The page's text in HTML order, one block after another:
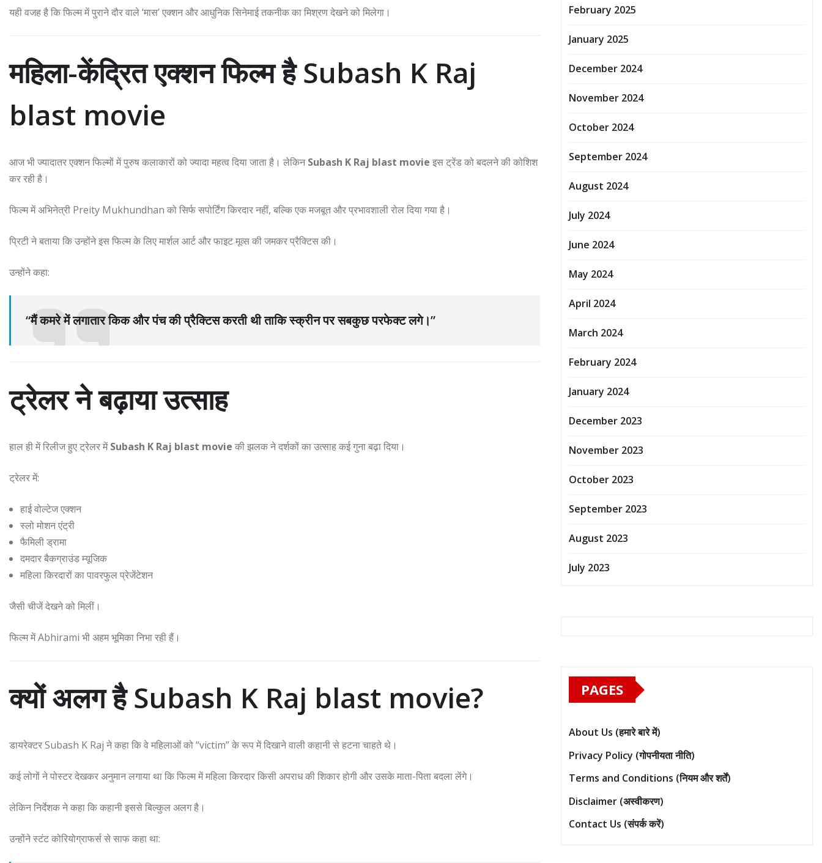
यही वजह है कि फिल्म में पुराने दौर वाले ‘मास’ एक्शन और आधुनिक सिनेमाई तकनीक का मिश्रण देखने को मिलेगा।
महिला-केंद्रित एक्शन फिल्म है Subash K Raj
blast movie
आज भी ज्यादातर एक्शन फिल्मों में पुरुष कलाकारों को ज्यादा महत्व दिया जाता है। लेकिनSubash K Raj blast movie इस ट्रेंड को बदलने की कोशिश
कर रही है।
फिल्म में अभिनेत्री Preity Mukhundhan को सिर्फ सपोर्टिंग किरदार नहीं, बल्कि एक मजबूत और प्रभावशाली रोल दिया गया है।
प्रिटी ने बताया कि उन्होंने इस फिल्म के लिए मार्शल आर्ट और फाइट मूव्स की जमकर प्रैक्टिस की।
उन्होंने कहा:
“मैं कमरे में लगातार किक और पंच की प्रैक्टिस करती थी ताकि स्क्रीन पर सबकुछ परफेक्ट लगे।”
ट्रेलर ने बढ़ाया उत्साह
हाल ही में रिलीज हुए ट्रेलर मेंSubash K Raj blast movie की झलक ने दर्शकों का उत्साह कई गुना बढ़ा दिया।
ट्रेलर में:
हाई वोल्टेज एक्शन
स्लो मोशन एंट्री
फैमिली ड्रामा
दमदार बैकग्राउंड म्यूजिक
महिला किरदारों का पावरफुल प्रेजेंटेशन
जैसी चीजें देखने को मिलीं।
फिल्म मेंAbhirami भी अहम भूमिका निभा रही हैं।
क्यों अलग है Subash K Raj blast movie?
डायरेक्टरSubash K Raj ने कहा कि वे महिलाओं को “victim” के रूप में दिखाने वाली कहानी से हटना चाहते थे।
कई लोगों ने पोस्टर देखकर अनुमान लगाया था कि फिल्म में महिला किरदार किसी अपराध की शिकार होगी और उसके माता-पिता बदला लेंगे।
लेकिन निर्देशक ने कहा कि कहानी इससे बिल्कुल अलग है।
उन्होंने स्टंट कोरियोग्राफर्स से साफ कहा था:
February 2025
January 2025
December 2024
November 2024
October 2024
September 2024
August 2024
July 2024
June 2024
May 2024
April 2024
March 2024
February 2024
January 2024
December 2023
November 2023
October 2023
September 2023
August 2023
July 2023
PAGES
About Us (हमारे बारे में)
Privacy Policy (गोपनीयता नीति)
Terms and Conditions (नियम और शर्तें)
Disclaimer (अस्वीकरण)
Contact Us (संपर्क करें)